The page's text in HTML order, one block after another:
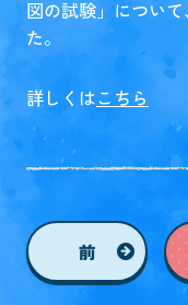
図の試験」につい
た。
詳しくはこちら
前